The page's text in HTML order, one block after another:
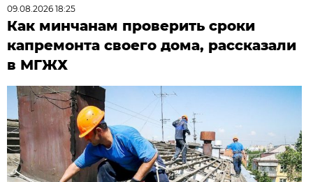
09.08.2026 18:25
Как минчанам проверить сроки
капремонта своего дома, рассказали
в МГЖХ